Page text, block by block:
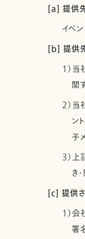
[a] 提供
イベ
[b] 提供
1）
関
2）当
ン
子
3）
き
[c] 提供
1）
署